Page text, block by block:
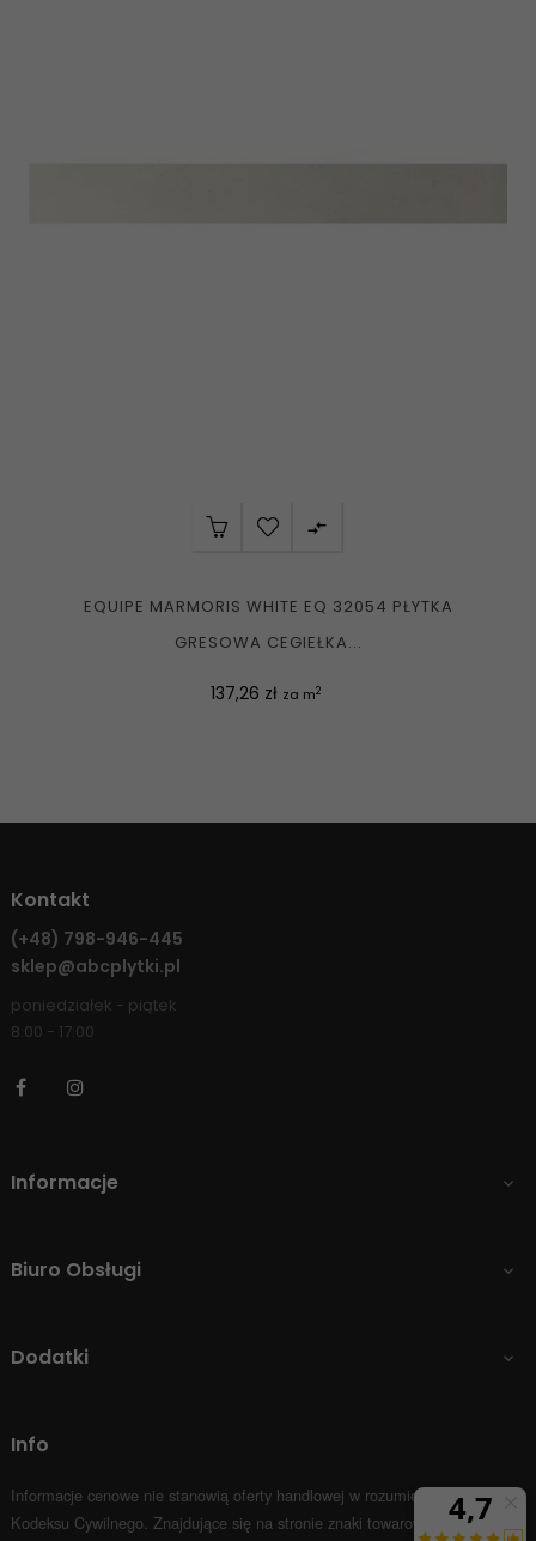

EQUIPE MARMORIS WHITE EQ 32054 PŁYTKA
GRESOWA CEGIEŁKA...
Cena
137,26 zł za m2
Kontakt
(+48) 798-946-445
sklep@abcplytki.pl
poniedziałek - piątek
8:00 - 17:00
Facebook
Informacje 
Biuro Obsługi 
Dodatki 
Info
Informacje cenowe nie stanowią oferty handlowej w rozumieniu Art.66 par.1
Kodeksu Cywilnego. Znajdujące się na stronie znaki towarowe i nazwy firm